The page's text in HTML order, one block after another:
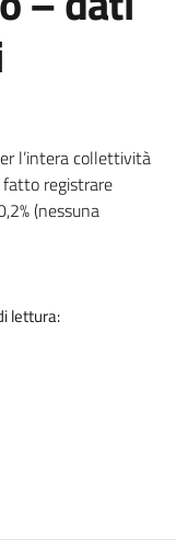
l’intera collettività
fatto registrare
(nessuna
lettura: